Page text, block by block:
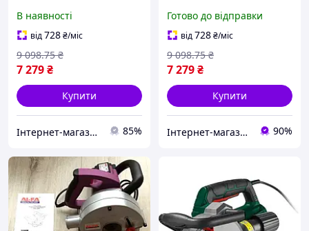
1800 Вт, 7500 об/хв, диск
125/150мм (2480)
В наявності
від728₴/міс
7 279₴
9 098.75 ₴
Купити
Інтернет-магазин SALE TOOLS 85%
1800 Вт, 7500 об/хв, диск
125/150мм (2480)
Готово до відправки
від728₴/міс
7 279₴
9 098.75 ₴
Купити
Інтернет-магазин Clothes-Mall 90%